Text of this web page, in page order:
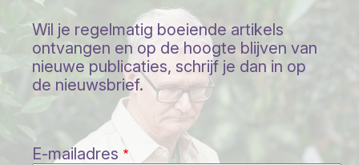
Wil je regelmatig boeiende artikels
ontvangen en op de hoogte blijven van
nieuwe publicaties, schrijf je dan in op
de nieuwsbrief.
E-mailadres